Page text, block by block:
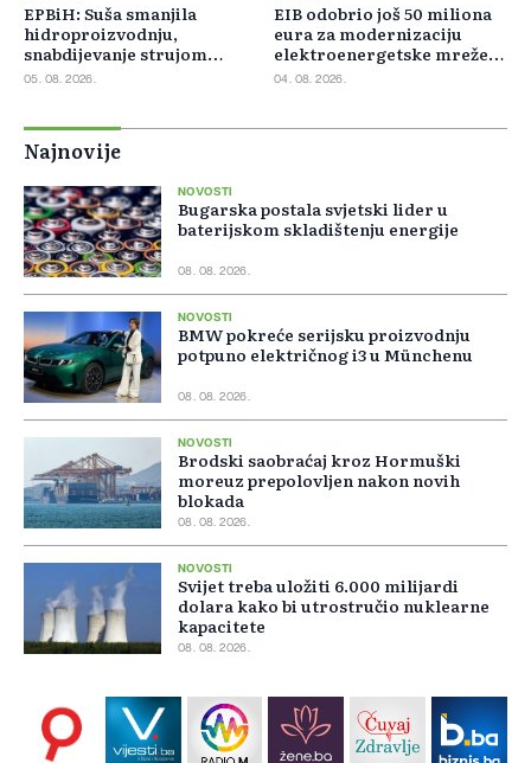
EPBiH: Suša smanjila
hidroproizvodnju,
snabdijevanje strujom
ostaje stabilno
05. 08. 2026.
EIB odobrio još 50 miliona
eura za modernizaciju
elektroenergetske mreže
Slovačke
04. 08. 2026.
Najnovije
NOVOSTI
Bugarska postala svjetski lider u
baterijskom skladištenju energije
08. 08. 2026.
NOVOSTI
BMW pokreće serijsku proizvodnju
potpuno električnog i3 u Münchenu
08. 08. 2026.
NOVOSTI
Brodski saobraćaj kroz Hormuški
moreuz prepolovljen nakon novih
blokada
08. 08. 2026.
NOVOSTI
Svijet treba uložiti 6.000 milijardi
dolara kako bi utrostručio nuklearne
kapacitete
08. 08. 2026.